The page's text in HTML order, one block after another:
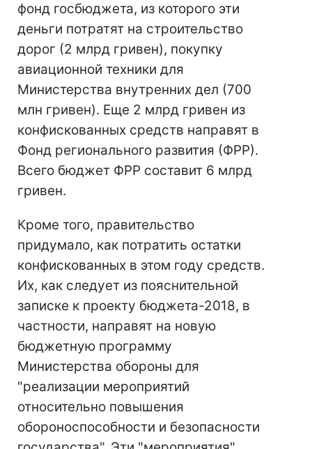
фонд госбюджета, из которого эти
деньги потратят на строительство
дорог (2 млрд гривен), покупку
авиационной техники для
Министерства внутренних дел (700
млн гривен). Еще 2 млрд гривен из
конфискованных средств направят в
Фонд регионального развития (ФРР).
Всего бюджет ФРР составит 6 млрд
гривен.
Кроме того, правительство
придумало, как потратить остатки
конфискованных в этом году средств.
Их, как следует из пояснительной
записке к проекту бюджета-2018, в
частности, направят на новую
бюджетную программу
Министерства обороны для
"реализации мероприятий
относительно повышения
обороноспособности и безопасности